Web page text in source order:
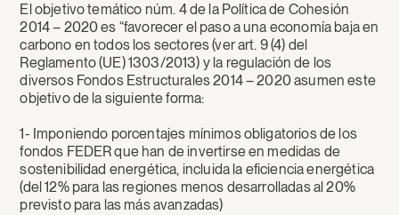
El objetivo temático núm. 4 de la Política de Cohesión
2014 – 2020 es “favorecer el paso a una economía baja en
carbono en todos los sectores (ver art. 9 (4) del
Reglamento (UE) 1303/2013) y la regulación de los
diversos Fondos Estructurales 2014 – 2020 asumen este
objetivo de la siguiente forma:
1- Imponiendo porcentajes mínimos obligatorios de los
fondos FEDER que han de invertirse en medidas de
sostenibilidad energética, incluida la eficiencia energética
(del 12% para las regiones menos desarrolladas al 20%
previsto para las más avanzadas)